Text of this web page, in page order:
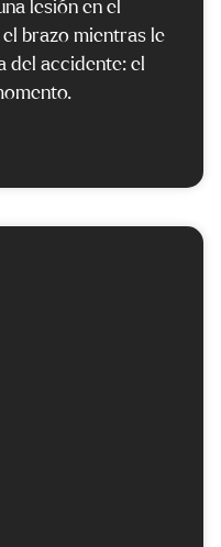
lesión en el
brazo mientras le
del accidente: el